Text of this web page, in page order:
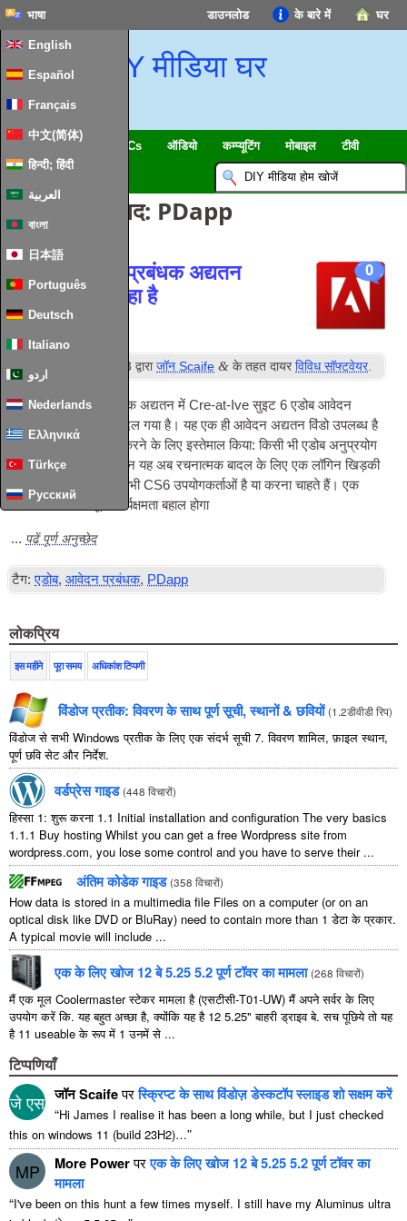
घर
के बारे में
डाउनलोड
भाषा
English
Español
Français
中文(简体)
हिन्दी; हिंदी
العربية
বাংলা
日本語
Português
Deutsch
Italiano
اردو
Nederlands
Ελληνικά
Türkçe
Русский
DIY मीडिया घर
स्मार्ट घर & IoT HTPCs ऑडियो कम्प्यूटिंग मोबाइल टीवी
टैग लिखने के बाद: PDapp
0
एडोब अनुप्रयोग प्रबंधक अद्यतन
पुनर्स्थापित कर रहा है
की तैनाती नवंबर 2013 द्वाराजॉन Scaife & के तहत दायरविविध सॉफ्टवेयर.
करने के लिए हाल ही में एक अद्यतन में Cre-at-Ive सुइट 6 एडोब आवेदन
प्रबंधक की कार्यक्षमता बदल गया है। यह एक ही आवेदन अद्यतन विंडो उपलब्ध है
जब मदद का चयन शुरू करने के लिए इस्तेमाल किया: किसी भी एडोब अनुप्रयोग
के भीतर से अपडेट, लेकिन यह अब रचनात्मक बादल के लिए एक लॉगिन खिड़की
की शुरूआत, नहीं है जो सभी CS6 उपयोगकर्ताओं है या करना चाहते हैं। एक
साधारण परिवर्तन मूल कार्यक्षमता बहाल होगा
... पढ़ें पूर्ण अनुच्छेद
टैग: एडोब,आवेदन प्रबंधक, PDapp
लोकप्रिय
इस महीने पूरा समय अधिकांश टिप्पणी
विंडोज प्रतीक: विवरण के साथ पूर्ण सूची, स्थानों & छवियों (1.2डीवीडी रिप)
विंडोज से सभी Windows प्रतीक के लिए एक संदर्भ सूची 7. विवरण शामिल, फ़ाइल स्थान,
पूर्ण छवि सेट और निर्देश.
वर्डप्रेस गाइड (448 विचारों)
हिस्सा 1: शुरू करना 1.1 Initial installation and configuration The very basics
1.1.1 Buy hosting Whilst you can get a free Wordpress site from
wordpress.com, you lose some control and you have to serve their...
अंतिम कोडेक गाइड (358 विचारों)
How data is stored in a multimedia file Files on a computer(or on an
optical disk like DVD or BluRay) need to contain more than 1 डेटा के प्रकार.
A typical movie will include ...
एक के लिए खोज 12 बे 5.25 5.2 पूर्ण टॉवर का मामला (268 विचारों)
मैं एक मूल Coolermaster स्टेकर मामला है (एसटीसी-T01-UW) मैं अपने सर्वर के लिए
उपयोग करें कि. यह बहुत अच्छा है, क्योंकि यह है 12 5.25" बाहरी ड्राइव बे. सच पूछिये तो यह
है 11 useable के रूप में 1 उनमें से ...
टिप्पणियाँ
जे एस जॉन Scaifeपरस्क्रिप्ट के साथ विंडोज़ डेस्कटॉप स्लाइड शो सक्षम करें
“Hi James I realise it has been a long while, but I just checked
this on windows 11 (build 23H2)…”
MP More Powerपरएक के लिए खोज 12 बे 5.25 5.2 पूर्ण टॉवर का
मामला
“I've been on this hunt a few times myself. I still have my Aluminus ultra